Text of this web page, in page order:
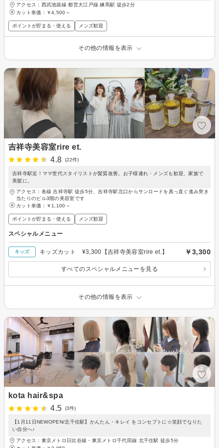
アクセス：西武池袋線 都営大江戸線 練馬駅 徒歩2分
カット単価： ￥4,500～
ポイントが貯まる・使える メンズ歓迎
その他の情報を表示
吉祥寺美容室rire et.
4.8
(22件)
吉祥寺駅近！ママ世代スタイリストが髪質改善。お子様連れ・メンズも歓迎、家族で
美髪に。
アクセス：各線 吉祥寺駅 徒歩5分、吉祥寺駅北口からサンロードを真っ直ぐ進み突き
当たりのビル3階の美容室です
カット単価： ￥1,100～
ポイントが貯まる・使える メンズ歓迎
スペシャルメニュー
キッズ キッズカット ¥3,300【吉祥寺美容室rire et.】 ￥3,300
すべてのスペシャルメニューを見る
その他の情報を表示
kota hair&spa
4.5
(3件)
【1月11日NEWOPEN/北千住駅】かんたん・キレイ をコンセプトに☆笑顔でなりた
い自分へ♪
アクセス：東京メトロ日比谷線・東京メトロ千代田線 北千住駅 徒歩5分